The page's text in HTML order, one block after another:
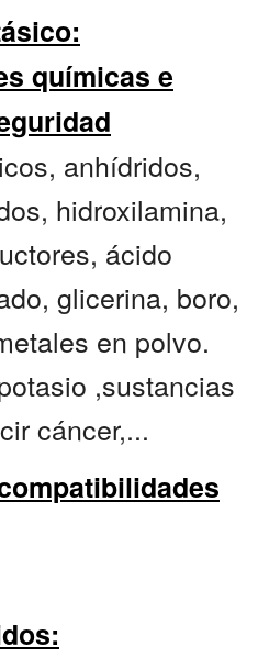
químicas e
anhídridos,
hidroxilamina,
ácido
glicerina, boro,
en polvo.
,sustancias
cáncer,...